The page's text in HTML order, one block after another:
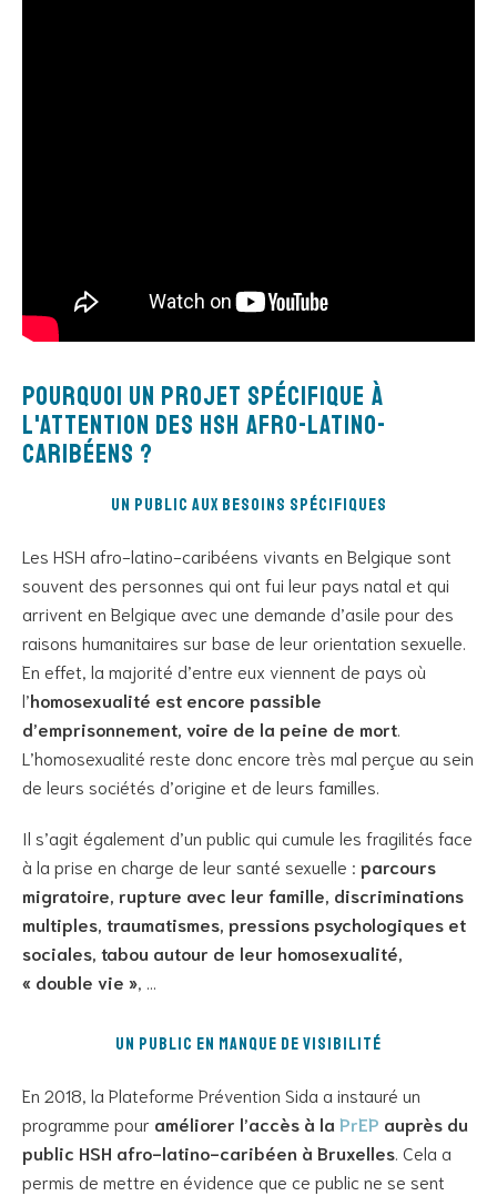
Pourquoi un projet spécifique à
l'attention des HSH afro-latino-
caribéens ?
Un public aux besoins spécifiques
Les HSH afro-latino-caribéens vivants en Belgique sont
souvent des personnes qui ont fui leur pays natal et qui
arrivent en Belgique avec une demande d’asile pour des
raisons humanitaires sur base de leur orientation sexuelle.
En effet, la majorité d’entre eux viennent de pays où
l’homosexualité est encore passible
d’emprisonnement, voire de la peine de mort
L’homosexualité reste donc encore très mal perçue au sein
de leurs sociétés d’origine et de leurs familles.
Il s’agit également d’un public qui cumule les fragilités face
à la prise en charge de leur santé sexuelle : parcours
migratoire, rupture avec leur famille, discriminations
multiples, traumatismes, pressions psychologiques et
sociales, tabou autour de leur homosexualité,
« double vie »
Un public en manque de visibilité
En 2018, la Plateforme Prévention Sida a instauré un
programme pour améliorer l’accès à la PrEP auprès du
public HSH afro-latino-caribéen à Bruxelles . Cela a
permis de mettre en évidence que ce public ne se sent